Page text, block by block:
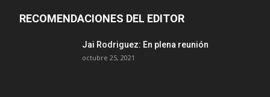
RECOMENDACIONES DEL EDITOR
Jai Rodriguez: En plena reunión
octubre 25, 2021